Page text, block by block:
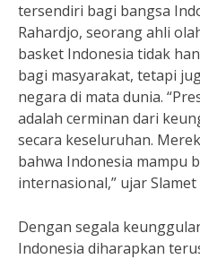
tersendiri bagi bangsa
Rahardjo, seorang ahli
basket Indonesia tidak
bagi masyarakat, tetapi
negara di mata dunia.
adalah cerminan dari
secara keseluruhan.
bahwa Indonesia mampu
internasional,” ujar Slamet
Dengan segala
Indonesia diharapkan